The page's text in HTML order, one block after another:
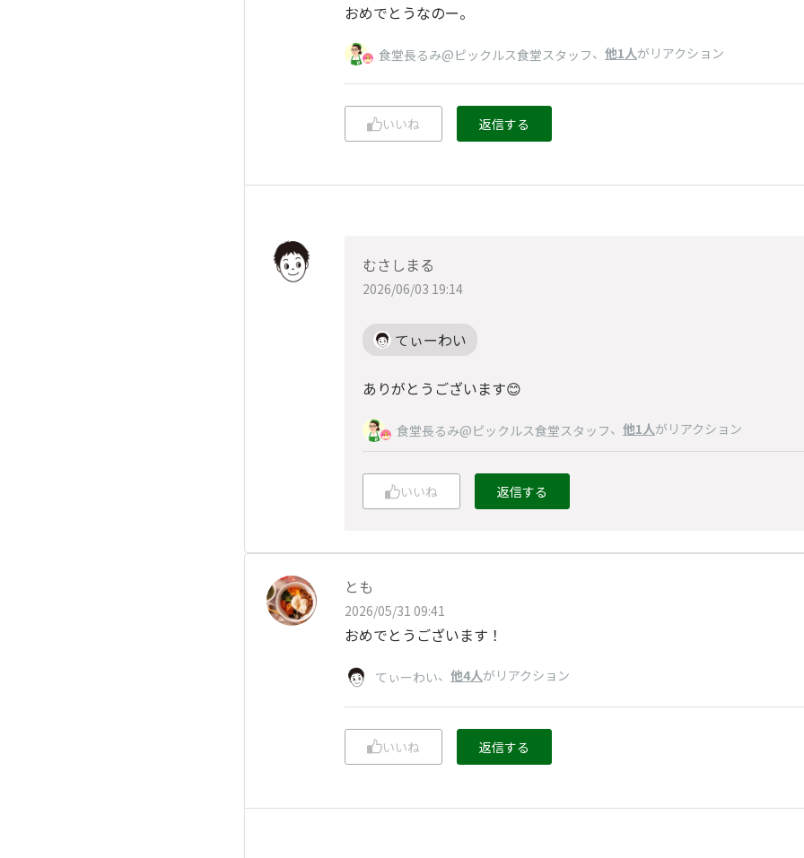
おめでとうなのー。
食堂長るみ@ピックルス食堂スタッフ、 他1人がリアクション
いいね 返信する
むさしまる
2026/06/03 19:14
てぃーわい
ありがとうございます😊
食堂長るみ@ピックルス食堂スタッフ、 他1人がリアクション
いいね 返信する
とも
2026/05/31 09:41
おめでとうございます！
てぃーわい、 他4人がリアクション
いいね 返信する